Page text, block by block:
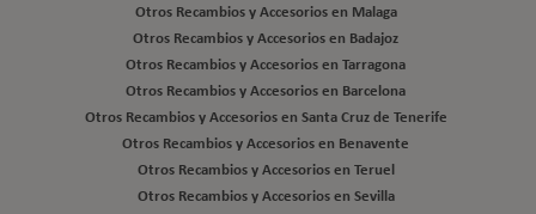
Otros Recambios y Accesorios en Malaga
Otros Recambios y Accesorios en Badajoz
Otros Recambios y Accesorios en Tarragona
Otros Recambios y Accesorios en Barcelona
Otros Recambios y Accesorios en Santa Cruz de Tenerife
Otros Recambios y Accesorios en Benavente
Otros Recambios y Accesorios en Teruel
Otros Recambios y Accesorios en Sevilla